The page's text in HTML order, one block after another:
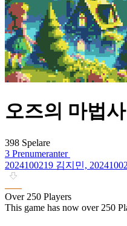
오즈의 마법사
398 Spelare
3 Prenumeranter
2024100219 김지민,
Over 250 Players
This game has now over 250